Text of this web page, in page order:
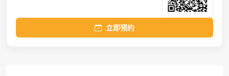
立即预约